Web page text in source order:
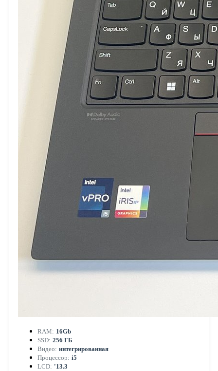
RAM: 16Gb
SSD: 256 ГБ
Видео: интегрированная
Процессор: i5
LCD: '13.3